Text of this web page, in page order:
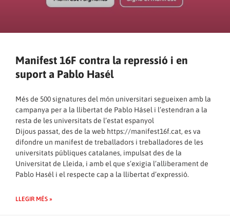
Manifest 16F contra la repressió i en
suport a Pablo Hasél
Més de 500 signatures del món universitari segueixen amb la
campanya per a la llibertat de Pablo Hásel i l’estendran a la
resta de les universitats de l’estat espanyol
Dijous passat, des de la web https://manifest16f.cat, es va
difondre un manifest de treballadors i treballadores de les
universitats públiques catalanes, impulsat des de la
Universitat de Lleida, i amb el que s’exigia l’alliberament de
Pablo Hasél i el respecte cap a la llibertat d’expressió.
LLEGIR MÉS »